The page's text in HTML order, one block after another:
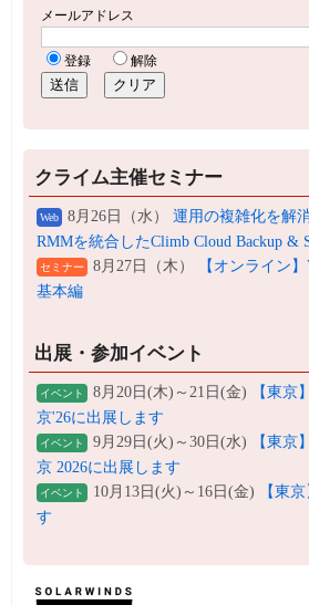
クライム主催セミナー
Web 8月26日（水） 運用の複雑化を解
RMMを統合したClimb Cloud Backup &
セミナー 8月27日（木）
【オンライン
基本編
出展・参加イベント
イベント 8月20日(木)～21日(金)
【東京
京'26に出展します
イベント 9月29日(火)～30日(水)
【東京
京 2026に出展します
イベント 10月13日(火)～16日(金)
【東
す